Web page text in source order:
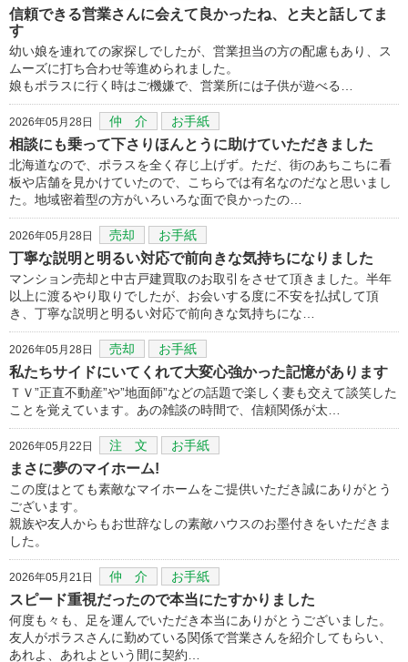
信頼できる営業さんに会えて良かったね、と夫と話してま
す
幼い娘を連れての家探しでしたが、営業担当の方の配慮もあり、ス
ムーズに打ち合わせ等進められました。
娘もポラスに行く時はご機嫌で、営業所には子供が遊べる…
2026年05月28日 仲 介 お手紙
相談にも乗って下さりほんとうに助けていただきました
北海道なので、ポラスを全く存じ上げず。ただ、街のあちこちに看
板や店舗を見かけていたので、こちらでは有名なのだなと思いまし
た。地域密着型の方がいろいろな面で良かったの…
2026年05月28日 売却 お手紙
丁寧な説明と明るい対応で前向きな気持ちになりました
マンション売却と中古戸建買取のお取引をさせて頂きました。半年
以上に渡るやり取りでしたが、お会いする度に不安を払拭して頂
き、丁寧な説明と明るい対応で前向きな気持ちにな…
2026年05月28日 売却 お手紙
私たちサイドにいてくれて大変心強かった記憶があります
ＴＶ”正直不動産”や”地面師”などの話題で楽しく妻も交えて談笑した
ことを覚えています。あの雑談の時間で、信頼関係が太…
2026年05月22日 注 文 お手紙
まさに夢のマイホーム!
この度はとても素敵なマイホームをご提供いただき誠にありがとう
ございます。
親族や友人からもお世辞なしの素敵ハウスのお墨付きをいただきま
した。
2026年05月21日 仲 介 お手紙
スピード重視だったので本当にたすかりました
何度も々も、足を運んでいただき本当にありがとうございました。
友人がポラスさんに勤めている関係で営業さんを紹介してもらい、
あれよ、あれよという間に契約…